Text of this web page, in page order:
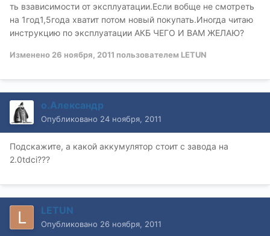
ть взависимости от эксплуатации.Если вобще не смотреть
на 1год1,5года хватит потом новый покупать.Иногда читаю
инструкцию по эксплуатации АКБ ЧЕГО И ВАМ ЖЕЛАЮ?
Изменено 26 ноября, 2011 пользователем LETUN
о.Александр
Опубликовано 24 ноября, 2011
Подскажите, а какой аккумулятор стоит с завода на
2.0tdci???
LETUN
Опубликовано 26 ноября, 2011